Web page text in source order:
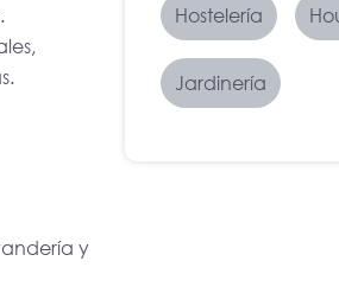
y
Hostelería
Jardinería